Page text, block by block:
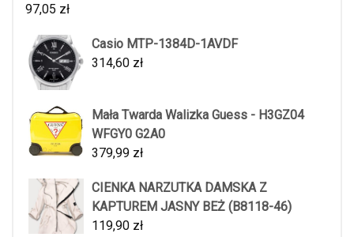
97,05 zł
Casio MTP-1384D-1AVDF
314,60 zł
Mała Twarda Walizka Guess - H3GZ04
WFGY0 G2A0
379,99 zł
CIENKA NARZUTKA DAMSKA Z
KAPTUREM JASNY BEŻ (B8118-46)
119,90 zł